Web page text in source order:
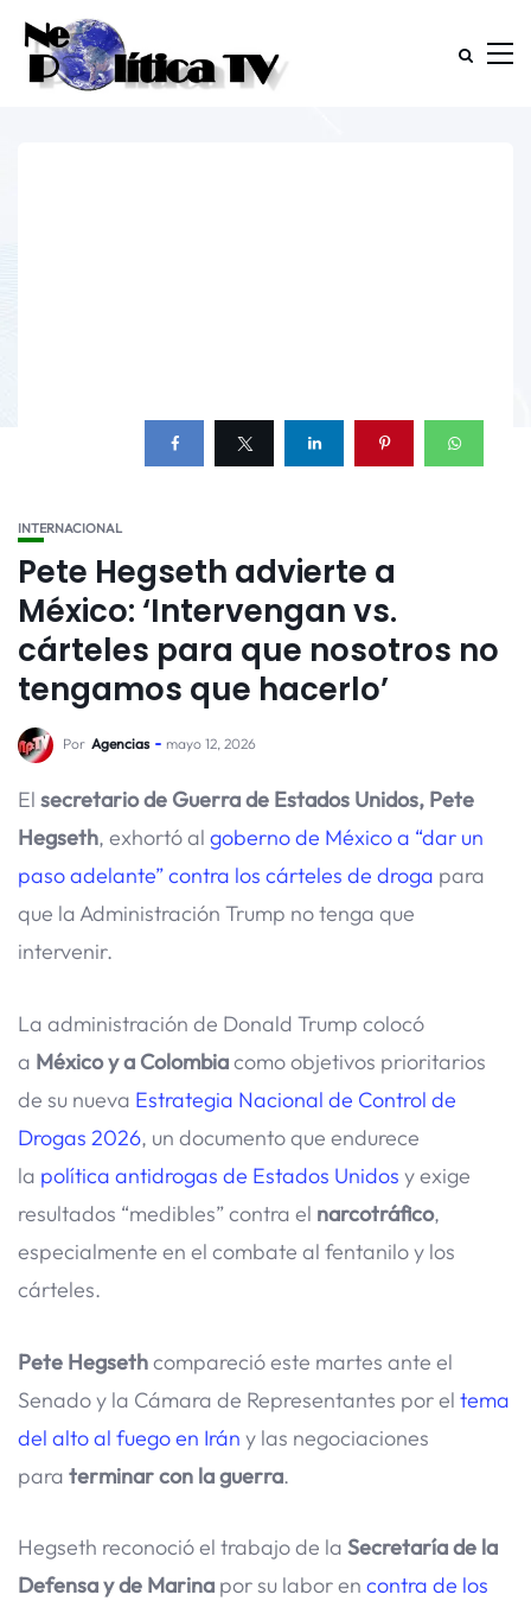
INTERNACIONAL
Pete Hegseth advierte a
México: ‘Intervengan vs.
cárteles para que nosotros no
tengamos que hacerlo’
Por Agencias mayo 12, 2026
El secretario de Guerra de Estados Unidos, Pete
Hegseth, exhortó al goberno de México a “dar un
paso adelante” contra los cárteles de droga para
que la Administración Trump no tenga que
intervenir.
La administración de Donald Trump colocó
a México y a Colombiacomo objetivos prioritarios
de su nueva Estrategia Nacional de Control de
Drogas 2026, un documento que endurece
la política antidrogas de Estados Unidos y exige
resultados “medibles” contra el narcotráfico,
especialmente en el combate al fentanilo y los
cárteles.
Pete Hegsethcompareció este martes ante el
Senado y la Cámara de Representantes por el tema
del alto al fuego en Irán y las negociaciones
para terminar con la guerra.
Hegseth reconoció el trabajo de la Secretaría de la
Defensa y de Marina por su labor en contra de los